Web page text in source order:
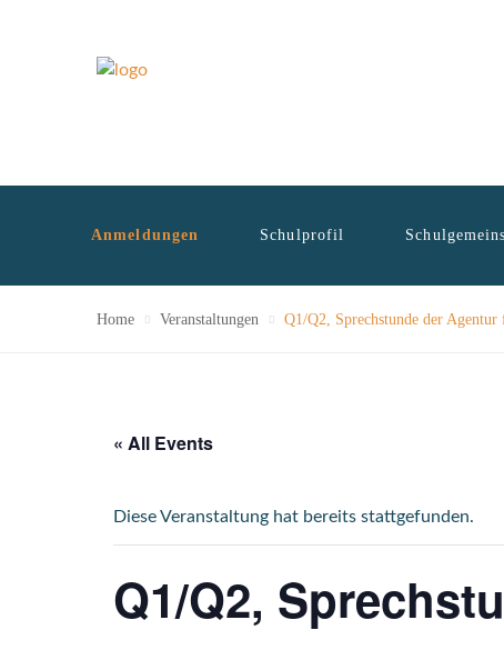
Anmeldungen Schulprofil
Home Veranstaltungen Q1/Q2, Sprechstunde der
« All Events
Diese Veranstaltung hat bereits stattgefunden.
Q1/Q2,